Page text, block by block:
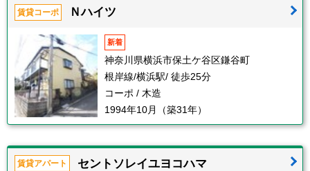
賃貸コーポ Ｎハイツ
新着
神奈川県横浜市保土ケ谷区鎌谷町
根岸線/横浜駅/ 徒歩25分
コーポ / 木造
1994年10月（築31年）
賃貸アパート セントソレイユヨコハマ